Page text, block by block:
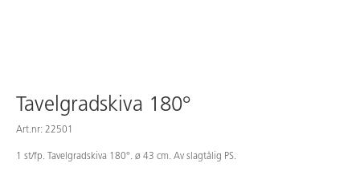
Tavelgradskiva 180°
Art.nr: 22501
1 st/fp. Tavelgradskiva 180°. ø 43 cm. Av slagtålig PS.